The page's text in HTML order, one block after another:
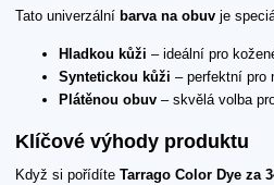
Tato univerzální barva na obuv je
Hladkou kůži – ideální pro
Syntetickou kůži – perfektní pro
Plátěnou obuv – skvělá volba
Klíčové výhody produktu
Když si pořídíte Tarrago Color Dye za